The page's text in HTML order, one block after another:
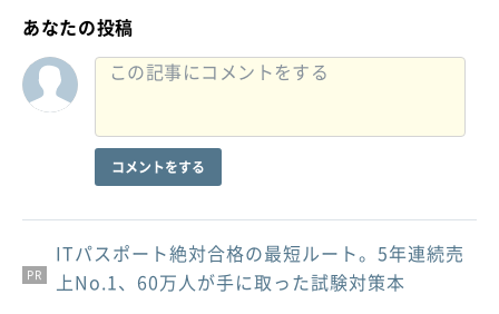
あなたの投稿
コメントをする
PR
PR
PR
ITパスポート絶対合格の最短ルート。5年連続売
上No.1、60万人が手に取った試験対策本